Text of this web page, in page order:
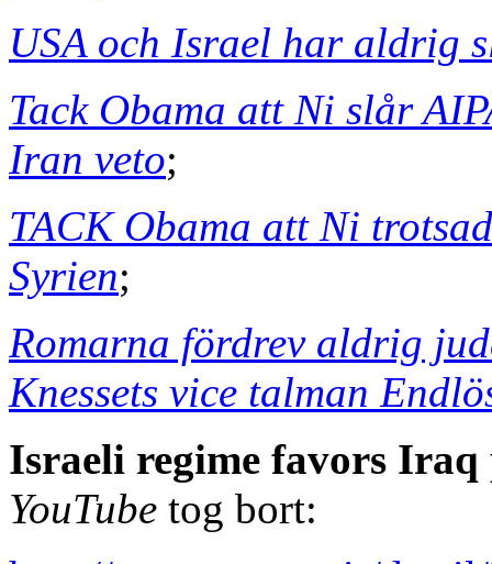
USA och Israel har aldrig
Tack Obama att Ni slår
Iran veto;
TACK Obama att Ni
Syrien;
Romarna fördrev aldrig
Knessets vice talman
Israeli regime favors
YouTube tog bort: